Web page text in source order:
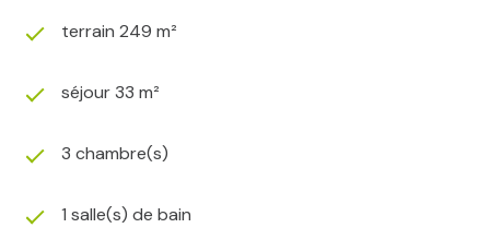
terrain 249 m²
séjour 33 m²
3 chambre(s)
1 salle(s) de bain